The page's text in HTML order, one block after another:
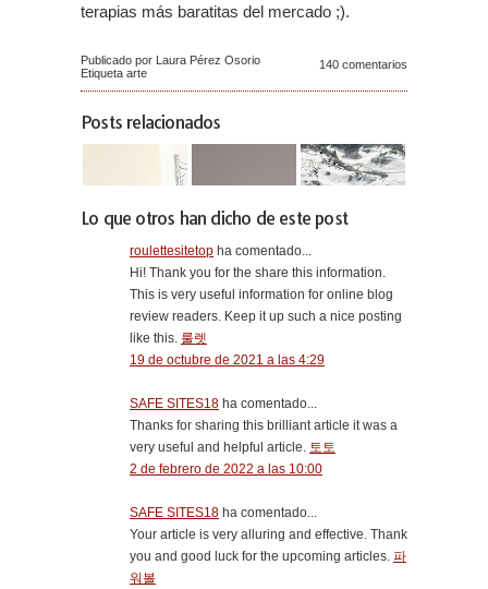
terapias más baratitas del mercado ;).
Publicado por Laura Pérez Osorio
Etiqueta arte
140 comentarios
Posts relacionados
Lo que otros han dicho de este post
roulettesitetop ha comentado...
Hi! Thank you for the share this information.
This is very useful information for online blog
review readers. Keep it up such a nice posting
like this. 룰렛
19 de octubre de 2021 a las 4:29
SAFE SITES18 ha comentado...
Thanks for sharing this brilliant article it was a
very useful and helpful article.
토토
2 de febrero de 2022 a las 10:00
SAFE SITES18 ha comentado...
Your article is very alluring and effective. Thank
you and good luck for the upcoming articles. 파
워볼